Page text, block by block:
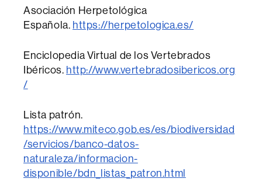
Asociación Herpetológica
Española. https://herpetologica.es/
Enciclopedia Virtual de los Vertebrados
Ibéricos. http://www.vertebradosibericos.org
/
Lista patrón.
https://www.miteco.gob.es/es/biodiversidad
/servicios/banco-datos-
naturaleza/informacion-
disponible/bdn_listas_patron.html